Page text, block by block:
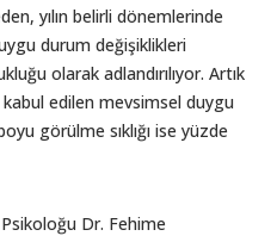
yılın belirli dönemlerinde
durum değişiklikleri
olarak adlandırılıyor. Artık
edilen mevsimsel duygu
görülme sıklığı ise yüzde
Dr. Fehime